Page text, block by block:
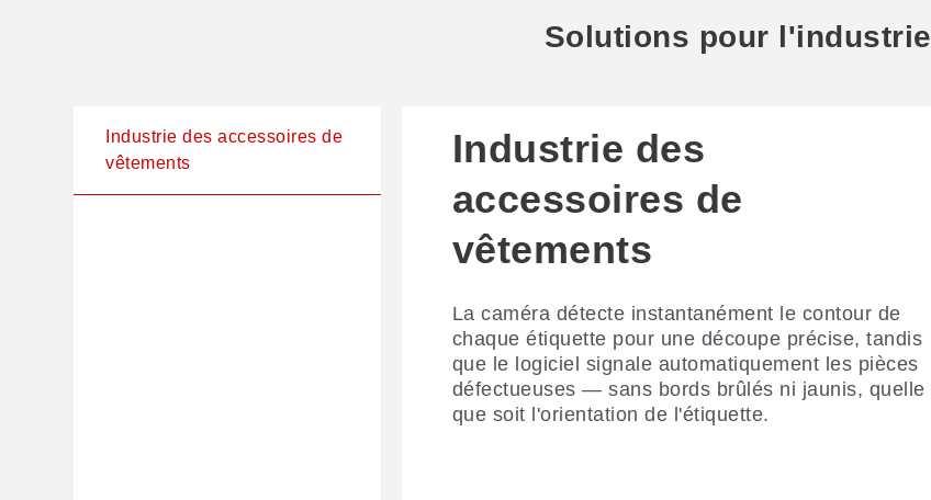
Solutions pour l'industrie
Industrie des accessoires de
vêtements
Industrie des
accessoires de
vêtements
La caméra détecte instantanément le contour de
chaque étiquette pour une découpe précise, tandis
que le logiciel signale automatiquement les pièces
défectueuses — sans bords brûlés ni jaunis, quelle
que soit l'orientation de l'étiquette.